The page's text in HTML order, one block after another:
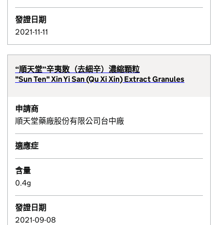
發證日期
2021-11-11
“順天堂”辛夷散（去細辛）濃縮顆粒
"Sun Ten" Xin Yi San (Qu Xi Xin) Extract Granules
申請商
順天堂藥廠股份有限公司台中廠
適應症
含量
0.4g
發證日期
2021-09-08